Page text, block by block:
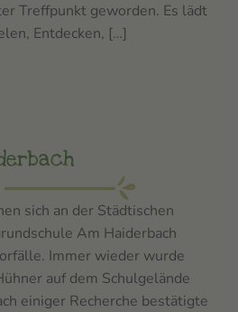
Treffpunkt geworden. Es lädt
Entdecken, […]
sich an der Städtischen
Am Haiderbach
Immer wieder wurde
auf dem Schulgelände
einiger Recherche bestätigte